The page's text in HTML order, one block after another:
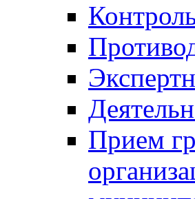
Прием